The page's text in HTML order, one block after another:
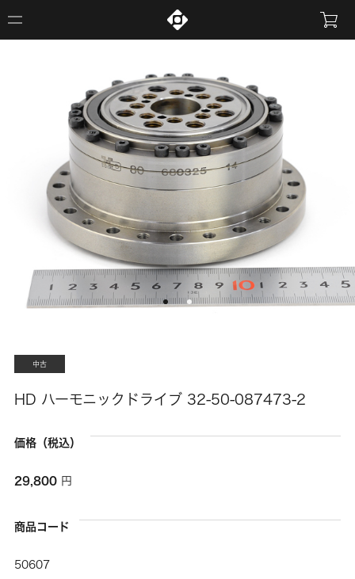
中古
HD ハーモニックドライブ 32-50-087473-2
価格（税込）
29,800 円
商品コード
50607